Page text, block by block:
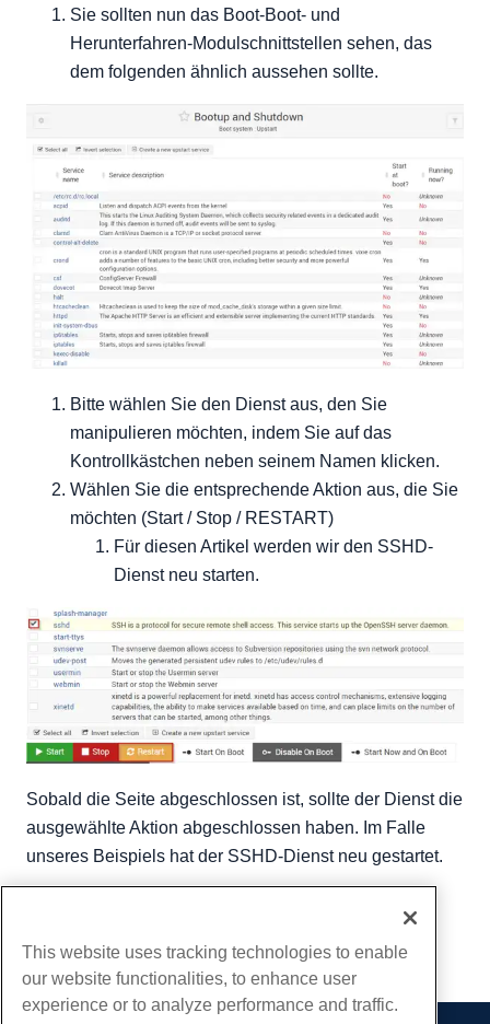
Sie sollten nun das Boot-Boot- und
Herunterfahren-Modulschnittstellen sehen, das
dem folgenden ähnlich aussehen sollte.
Bitte wählen Sie den Dienst aus, den Sie
manipulieren möchten, indem Sie auf das
Kontrollkästchen neben seinem Namen klicken.
Wählen Sie die entsprechende Aktion aus, die Sie
möchten (Start / Stop / RESTART)
Für diesen Artikel werden wir den SSHD-
Dienst neu starten.
Sobald die Seite abgeschlossen ist, sollte der Dienst die
ausgewählte Aktion abgeschlossen haben. Im Falle
unseres Beispiels hat der SSHD-Dienst neu gestartet.
Kopieren URL
This website uses tracking technologies to enable
our website functionalities, to enhance user
experience or to analyze performance and traffic.